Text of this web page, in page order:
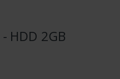
HDD 2GB